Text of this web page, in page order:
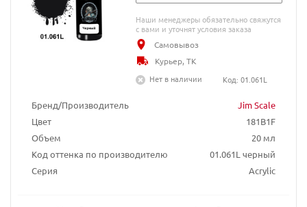
Бренд/Производитель
Jim Scale
Цвет
181B1F
Объем
20 мл
Код оттенка по производителю
01.061L черный
Серия
Acrylic
Наши менеджеры обязательно свяжутся
с вами и уточнят условия заказа
Самовывоз
Курьер, ТК
Нет в наличии
Код: 01.061L